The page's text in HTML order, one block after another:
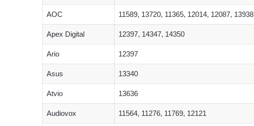
AOC 11589, 13720, 11365, 12014, 12087, 13938
Apex Digital 12397, 14347, 14350
Ario 12397
Asus 13340
Atvio 13636
Audiovox 11564, 11276, 11769, 12121